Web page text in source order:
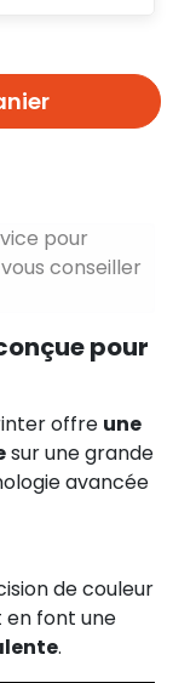
pour
conseiller
pour
offre une
sur une grande
avancée
de couleur
font une
.